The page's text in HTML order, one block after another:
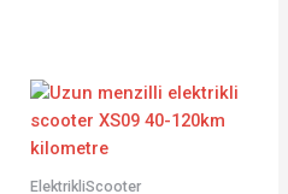
ElektrikliScooter